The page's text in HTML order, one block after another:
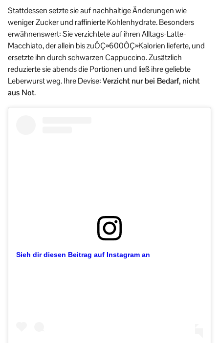
Stattdessen setzte sie auf nachhaltige Änderungen wie
weniger Zucker und raffinierte Kohlenhydrate. Besonders
erwähnenswert: Sie verzichtete auf ihren Alltags-Latte-
Macchiato, der allein bis zuÔÇ»600ÔÇ»Kalorien lieferte, und
ersetzte ihn durch schwarzen Cappuccino. Zusätzlich
reduzierte sie abends die Portionen und ließ ihre geliebte
Leberwurst weg. Ihre Devise:Verzicht nur bei Bedarf, nicht
aus Not.
Sieh dir diesen Beitrag auf Instagram an